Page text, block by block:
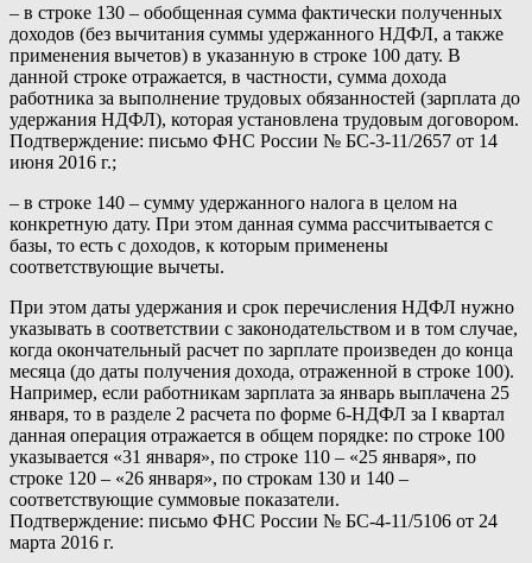
– в строке 130 – обобщенная сумма фактически полученных
доходов (без вычитания суммы удержанного НДФЛ, а также
применения вычетов) в указанную в строке 100 дату. В
данной строке отражается, в частности, сумма дохода
работника за выполнение трудовых обязанностей (зарплата до
удержания НДФЛ), которая установлена трудовым договором.
Подтверждение: письмо ФНС России № БС-3-11/2657 от 14
июня 2016 г.;
– в строке 140 – сумму удержанного налога в целом на
конкретную дату. При этом данная сумма рассчитывается с
базы, то есть с доходов, к которым применены
соответствующие вычеты.
При этом даты удержания и срок перечисления НДФЛ нужно
указывать в соответствии с законодательством и в том случае,
когда окончательный расчет по зарплате произведен до конца
месяца (до даты получения дохода, отраженной в строке 100).
Например, если работникам зарплата за январь выплачена 25
января, то в разделе 2 расчета по форме 6-НДФЛ за I квартал
данная операция отражается в общем порядке: по строке 100
указывается «31 января», по строке 110 – «25 января», по
строке 120 – «26 января», по строкам 130 и 140 –
соответствующие суммовые показатели.
Подтверждение: письмо ФНС России № БС-4-11/5106 от 24
марта 2016 г.